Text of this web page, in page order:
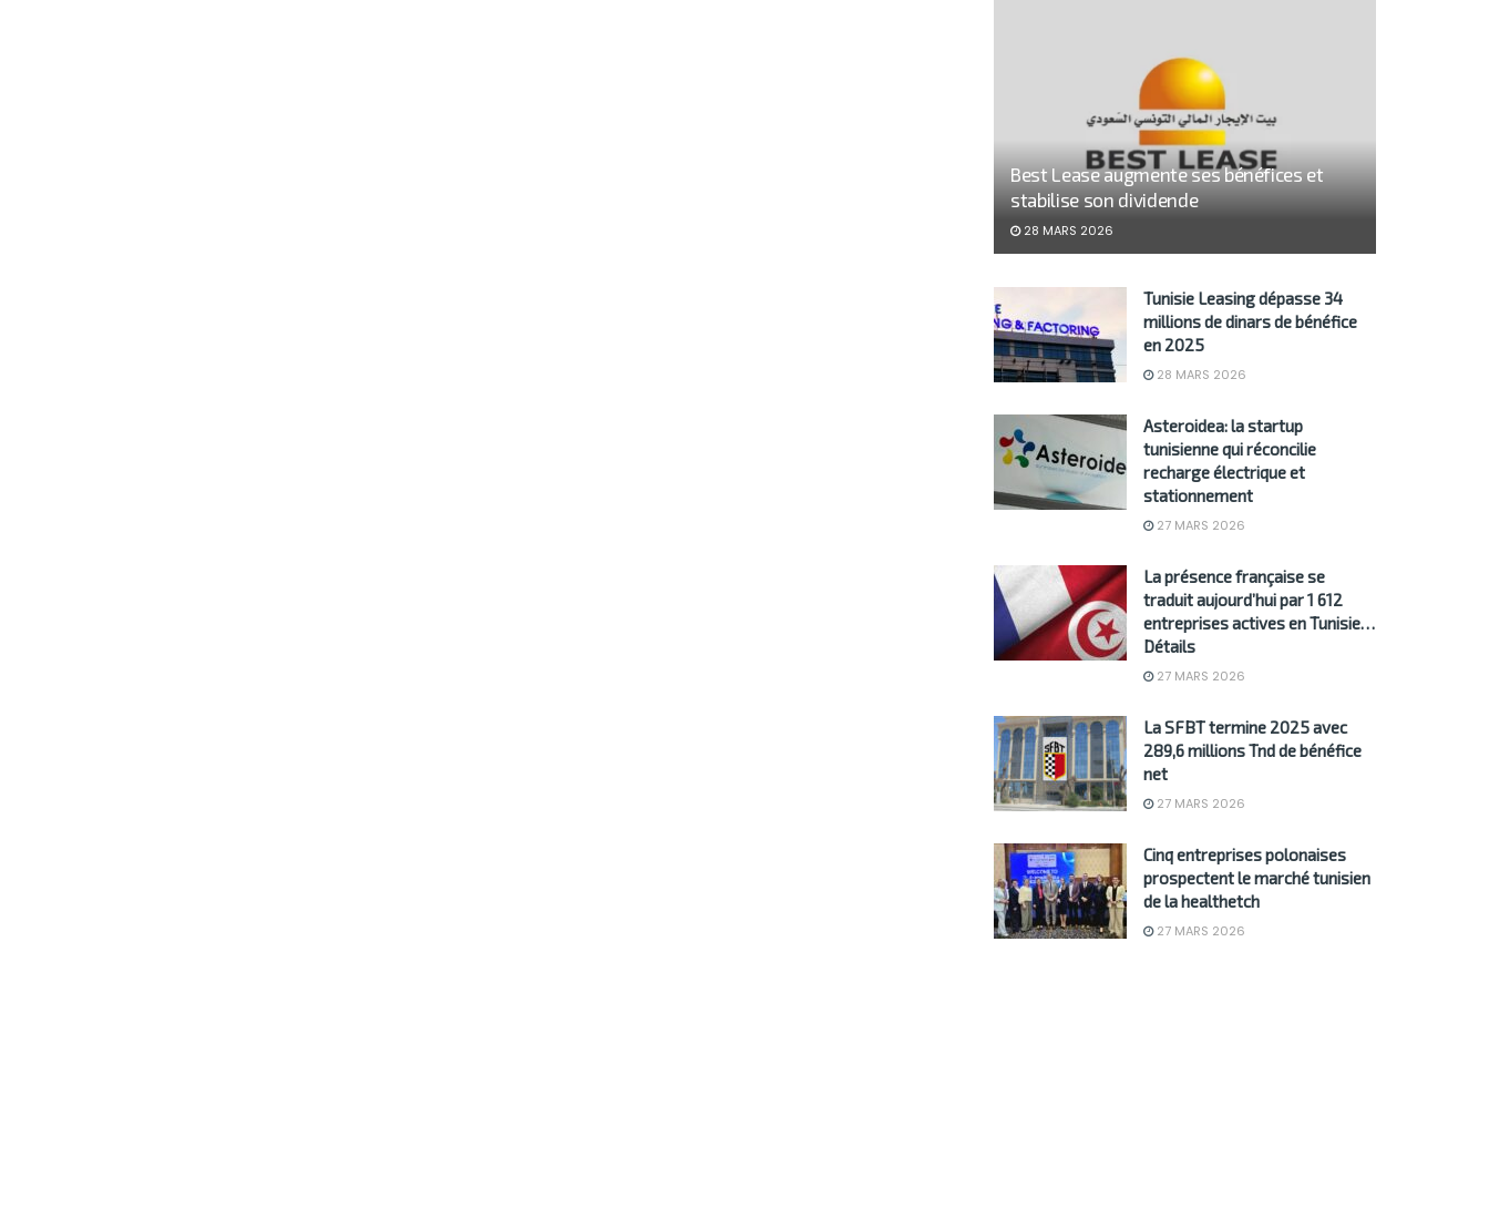
Best Lease augmente ses bénéfices et
stabilise son dividende
28 MARS 2026
Tunisie Leasing dépasse 34
millions de dinars de bénéfice
en 2025
28 MARS 2026
Asteroidea: la startup
tunisienne qui réconcilie
recharge électrique et
stationnement
27 MARS 2026
La présence française se
traduit aujourd’hui par 1 612
entreprises actives en Tunisie…
Détails
27 MARS 2026
La SFBT termine 2025 avec
289,6 millions Tnd de bénéfice
net
27 MARS 2026
Cinq entreprises polonaises
prospectent le marché tunisien
de la healthetch
27 MARS 2026